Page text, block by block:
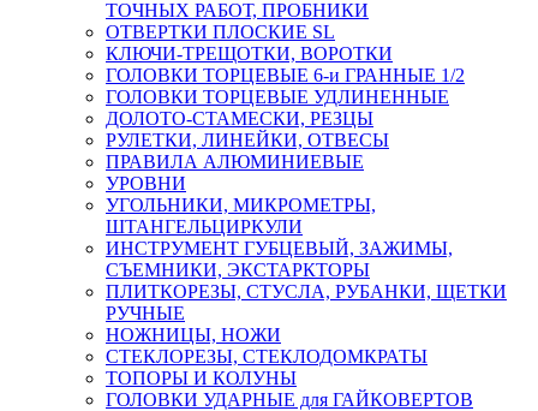
ТОЧНЫХ РАБОТ, ПРОБНИКИ
ОТВЕРТКИ ПЛОСКИЕ SL
КЛЮЧИ-ТРЕЩОТКИ, ВОРОТКИ
ГОЛОВКИ ТОРЦЕВЫЕ 6-и ГРАННЫЕ 1/2
ГОЛОВКИ ТОРЦЕВЫЕ УДЛИНЕННЫЕ
ДОЛОТО-СТАМЕСКИ, РЕЗЦЫ
РУЛЕТКИ, ЛИНЕЙКИ, ОТВЕСЫ
ПРАВИЛА АЛЮМИНИЕВЫЕ
УРОВНИ
УГОЛЬНИКИ, МИКРОМЕТРЫ,
ШТАНГЕЛЬЦИРКУЛИ
ИНСТРУМЕНТ ГУБЦЕВЫЙ, ЗАЖИМЫ,
СЪЕМНИКИ, ЭКСТАРКТОРЫ
ПЛИТКОРЕЗЫ, СТУСЛА, РУБАНКИ, ЩЕТКИ
РУЧНЫЕ
НОЖНИЦЫ, НОЖИ
СТЕКЛОРЕЗЫ, СТЕКЛОДОМКРАТЫ
ТОПОРЫ И КОЛУНЫ
ГОЛОВКИ УДАРНЫЕ для ГАЙКОВЕРТОВ